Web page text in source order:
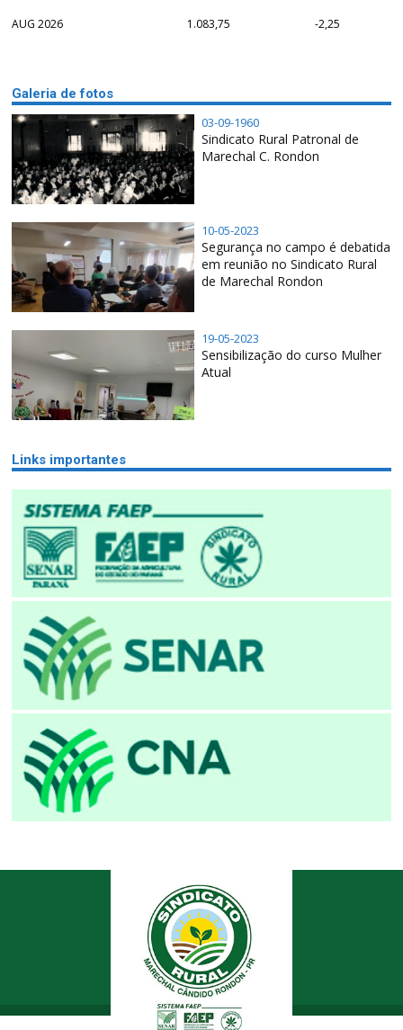
AUG 2026 1.083,75 -2,25
Galeria de fotos
03-09-1960
Sindicato Rural Patronal de
Marechal C. Rondon
10-05-2023
Segurança no campo é debatida
em reunião no Sindicato Rural
de Marechal Rondon
19-05-2023
Sensibilização do curso Mulher
Atual
Links importantes